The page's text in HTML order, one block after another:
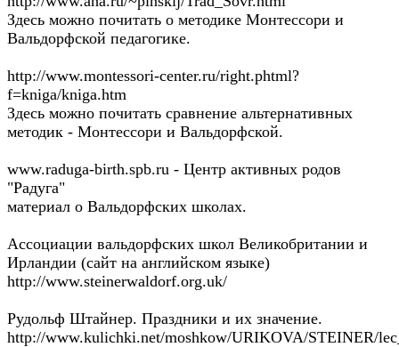
Здесь можно почитать о методике Монтессори и
Вальдорфской педагогике.
http://www.montessori-center.ru/right.phtml?
f=kniga/kniga.htm
Здесь можно почитать сравнение альтернативных
методик - Монтессори и Вальдорфской.
www.raduga-birth.spb.ru - Центр активных родов
"Радуга"
материал о Вальдорфских школах.
Ассоциации вальдорфских школ Великобритании и
Ирландии (сайт на английском языке)
http://www.steinerwaldorf.org.uk/
Рудольф Штайнер. Праздники и их значение.
http://www.kulichki.net/moshkow/URIKOVA/STEINER/